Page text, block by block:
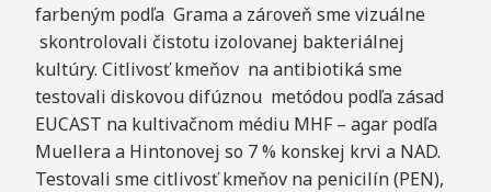
farbeným podľa Grama a zároveň sme vizuálne
skontrolovali čistotu izolovanej bakteriálnej
kultúry. Citlivosť kmeňov na antibiotiká sme
testovali diskovou difúznou metódou podľa zásad
EUCAST na kultivačnom médiu MHF – agar podľa
Muellera a Hintonovej so 7 % konskej krvi a NAD.
Testovali sme citlivosť kmeňov na penicilín (PEN),